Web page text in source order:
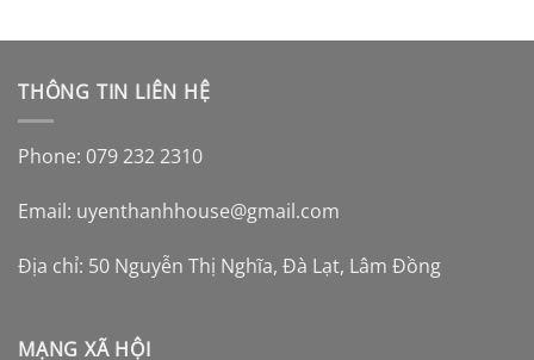
THÔNG TIN LIÊN HỆ
Phone: 079 232 2310
Email: uyenthanhhouse@gmail.com
Địa chỉ: 50 Nguyễn Thị Nghĩa, Đà Lạt, Lâm Đồng
MẠNG XÃ HỘI